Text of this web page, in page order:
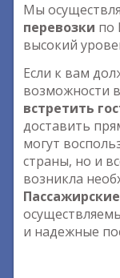
Мы
перевозки по
высокий
Если к вам
возможности
встретить
доставить
могут
страны, но и
возникла
и надежные